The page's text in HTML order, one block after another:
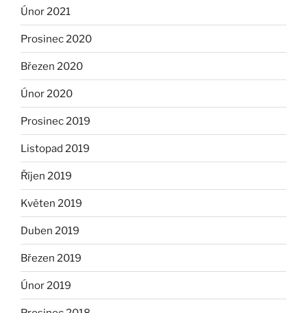
Únor 2021
Prosinec 2020
Březen 2020
Únor 2020
Prosinec 2019
Listopad 2019
Říjen 2019
Květen 2019
Duben 2019
Březen 2019
Únor 2019